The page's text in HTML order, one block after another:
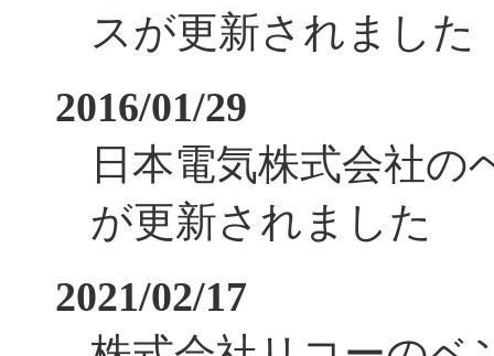
スが更新されました
2016/01/29
日本電気株式会社の
が更新されました
2021/02/17